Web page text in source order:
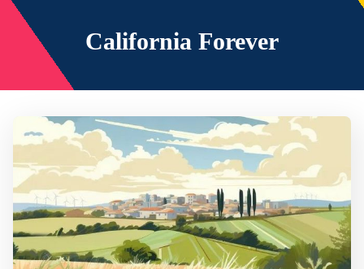
California Forever